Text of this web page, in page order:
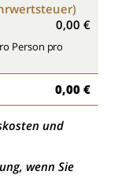
0,00 €
Person pro
0,00 €
und
wenn Sie